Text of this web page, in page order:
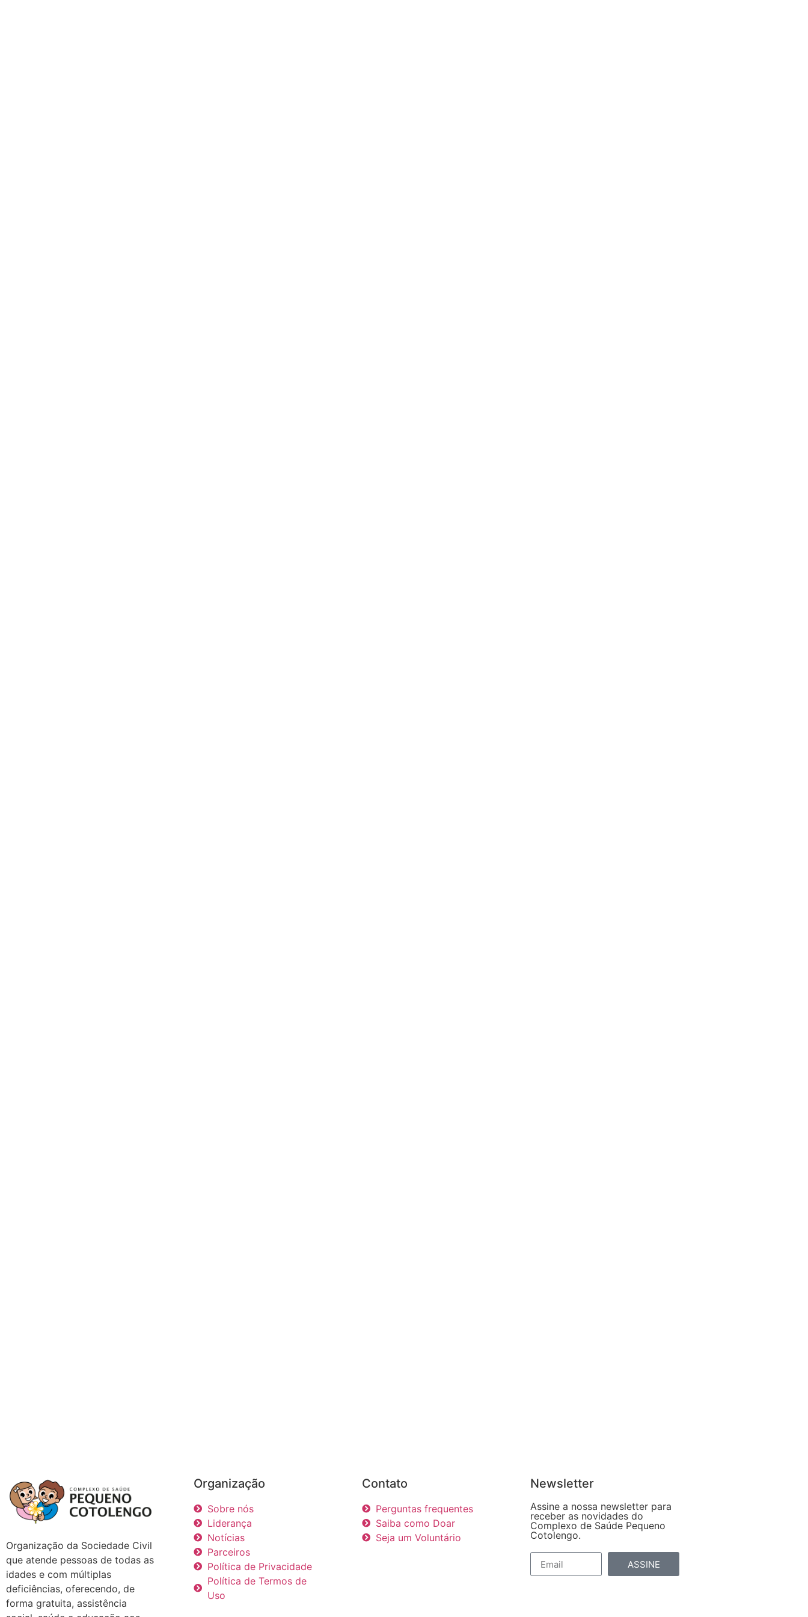
Organização da Sociedade Civil
que atende pessoas de todas as
idades e com múltiplas
deficiências, oferecendo, de
forma gratuita, assistência
Organização
Sobre nós
Liderança
Notícias
Parceiros
Política de Privacidade
Política de Termos de
Uso
Contato
Perguntas frequentes
Saiba como Doar
Seja um Voluntário
Newsletter
Assine a nossa newsletter para
receber as novidades do
Complexo de Saúde Pequeno
Cotolengo.
ASSINE